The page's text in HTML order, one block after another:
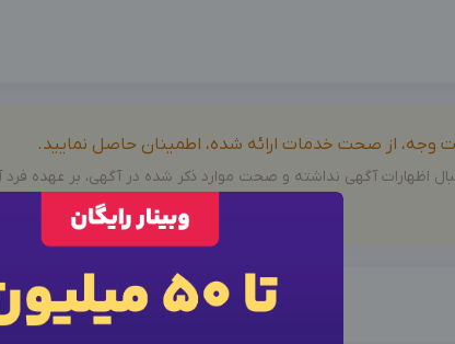
وجه، از صحت خدمات ارائه شده، اطمینان حاصل نمایید.
اظهارات آگهی نداشته و صحت موارد ذکر شده در آگهی، بر عهده فرد
ورود به حساب کاربری
وارد حساب کاربری شوید
برای نمایش اطلاعات تماس این آگهی از فرم زیر برای
ثبت نام اقدام کنید.